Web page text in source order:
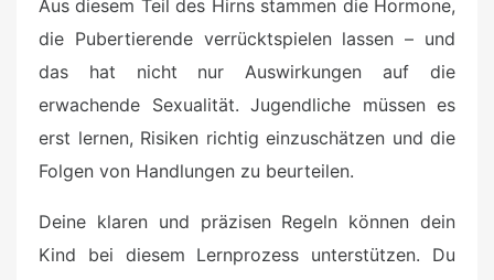
Aus diesem Teil des Hirns stammen die Hormone,
die Pubertierende verrücktspielen lassen – und
das hat nicht nur Auswirkungen auf die
erwachende Sexualität. Jugendliche müssen es
erst lernen, Risiken richtig einzuschätzen und die
Folgen von Handlungen zu beurteilen.
Deine klaren und präzisen Regeln können dein
Kind bei diesem Lernprozess unterstützen. Du